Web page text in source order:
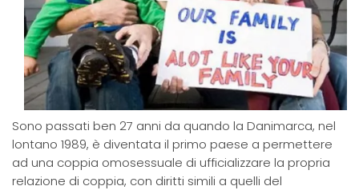
Sono passati ben 27 anni da quando la Danimarca, nel
lontano 1989, è diventata il primo paese a permettere
ad una coppia omosessuale di ufficializzare la propria
relazione di coppia, con diritti simili a quelli del